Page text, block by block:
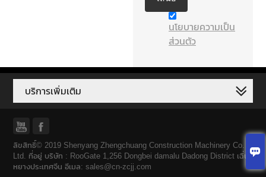

นโยบายความเป็น
ส่วนตัว
บริการเพิ่มเติม
 
ลิขสิทธิ์© 2019 Shenyang Zhengchuang Construction Machinery Co. ,
Ltd. ที่อยู่ บริษัท : RooGate 1,256 Dongbei damalu Dadong District เฉิ่น
หยางประเทศจีน อีเมล: sales@cn-zcjj.com